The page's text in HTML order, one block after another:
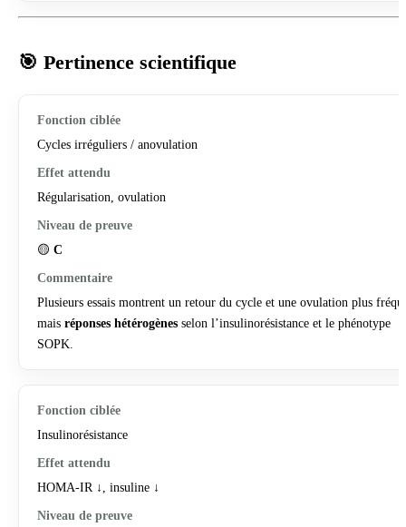
🎯 Pertinence scientifique
Cycles irréguliers / anovulation
Régularisation, ovulation
🟡 C
Plusieurs essais montrent un retour du cycle et une ovulation plus
mais réponses hétérogènes selon l’insulinorésistance et le phénotype
SOPK.
Insulinorésistance
HOMA-IR ↓, insuline ↓